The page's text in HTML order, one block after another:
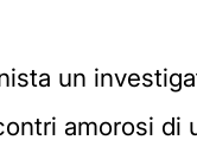
un
amorosi di